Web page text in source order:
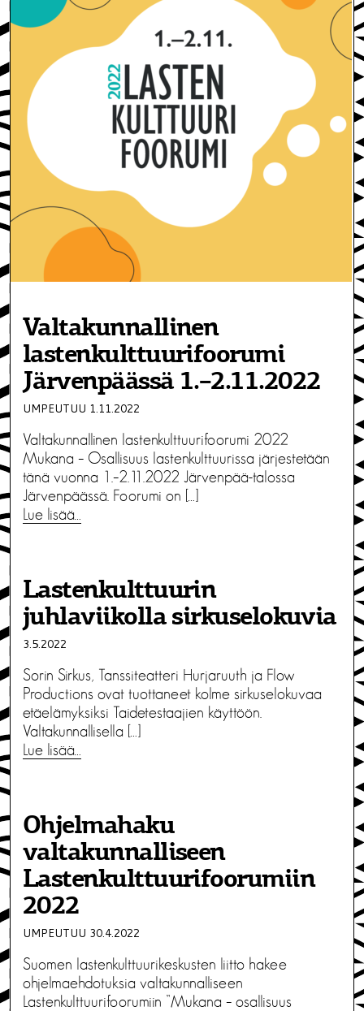
Valtakunnallinen
lastenkulttuurifoorumi
Järvenpäässä 1.–2.11.2022
UMPEUTUU 1.11.2022
Valtakunnallinen lastenkulttuurifoorumi 2022
Mukana – Osallisuus lastenkulttuurissa järjestetään
tänä vuonna 1.–2.11.2022 Järvenpää-talossa
Järvenpäässä. Foorumi on […]
Lue lisää…
Lastenkulttuurin
juhlaviikolla sirkuselokuvia
3.5.2022
Sorin Sirkus, Tanssiteatteri Hurjaruuth ja Flow
Productions ovat tuottaneet kolme sirkuselokuvaa
etäelämyksiksi Taidetestaajien käyttöön.
Valtakunnallisella […]
Lue lisää…
Ohjelmahaku
valtakunnalliseen
Lastenkulttuurifoorumiin
2022
UMPEUTUU 30.4.2022
Suomen lastenkulttuurikeskusten liitto hakee
ohjelmaehdotuksia valtakunnalliseen
Lastenkulttuurifoorumiin ”Mukana – osallisuus